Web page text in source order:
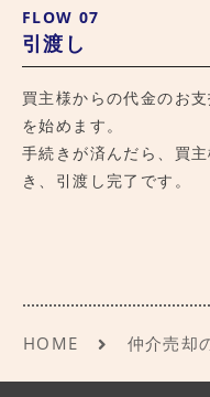
FLOW 07
引渡し
買主様からの代金のお
を始めます。
手続きが済んだら、買
き、引渡し完了です。
HOME 仲介売却